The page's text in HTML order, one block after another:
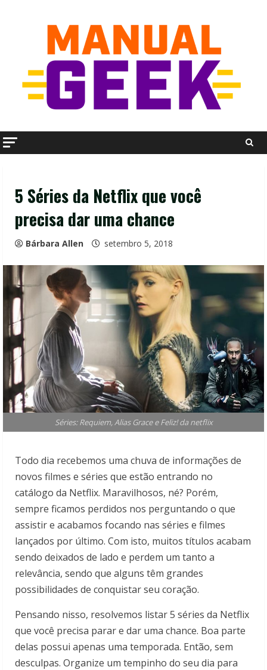
5 Séries da Netflix que você
precisa dar uma chance
Bárbara Allen setembro 5, 2018
Séries: Requiem, Alias Grace e Feliz! da netflix
Todo dia recebemos uma chuva de informações de
novos filmes e séries que estão entrando no
catálogo da Netflix. Maravilhosos, né? Porém,
sempre ficamos perdidos nos perguntando o que
assistir e acabamos focando nas séries e filmes
lançados por último. Com isto, muitos títulos acabam
sendo deixados de lado e perdem um tanto a
relevância, sendo que alguns têm grandes
possibilidades de conquistar seu coração.
Pensando nisso, resolvemos listar 5 séries da Netflix
que você precisa parar e dar uma chance. Boa parte
delas possui apenas uma temporada. Então, sem
desculpas. Organize um tempinho do seu dia para